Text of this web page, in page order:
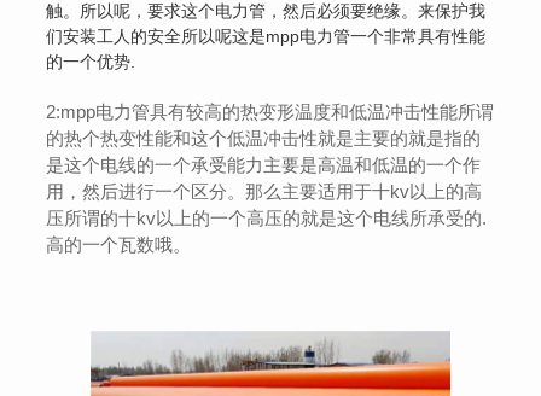
触。所以呢，要求这个电力管，然后必须要绝缘。来保护我
们安装工人的安全所以呢这是mpp电力管一个非常具有性能
的一个优势.
2:mpp电力管具有较高的热变形温度和低温冲击性能所谓
的热个热变性能和这个低温冲击性就是主要的就是指的
是这个电线的一个承受能力主要是高温和低温的一个作
用，然后进行一个区分。那么主要适用于十kv以上的高
压所谓的十kv以上的一个高压的就是这个电线所承受的.
高的一个瓦数哦。